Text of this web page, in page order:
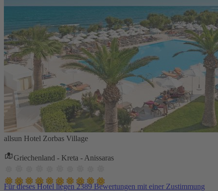
allsun Hotel Zorbas Village
Griechenland - Kreta - Anissaras
Für dieses Hotel liegen 2389 Bewertungen mit einer Zustimmung